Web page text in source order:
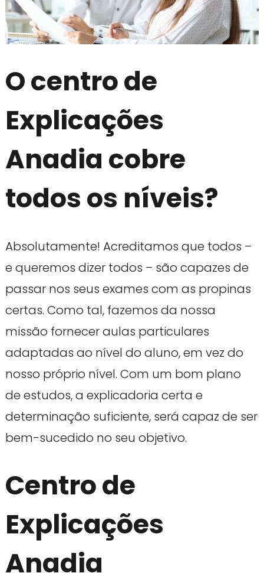
O centro de
Explicações
Anadia cobre
todos os níveis?
Absolutamente! Acreditamos que todos –
e queremos dizer todos – são capazes de
passar nos seus exames com as propinas
certas. Como tal, fazemos da nossa
missão fornecer aulas particulares
adaptadas ao nível do aluno, em vez do
nosso próprio nível. Com um bom plano
de estudos, a explicadoria certa e
determinação suficiente, será capaz de ser
bem-sucedido no seu objetivo.
Centro de
Explicações
Anadia